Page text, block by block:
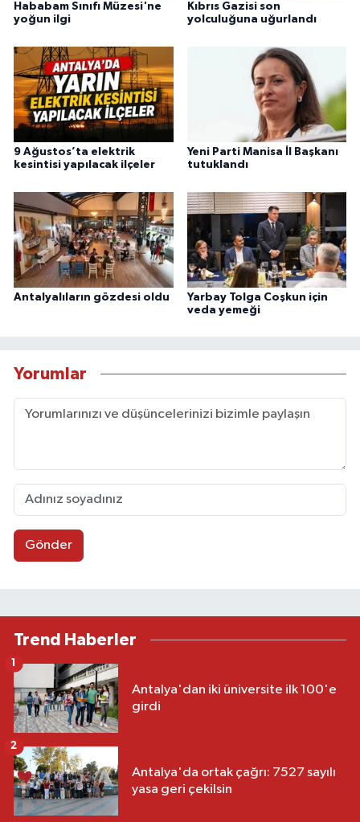
Hababam Sınıfı Müzesi'ne
yoğun ilgi
Kıbrıs Gazisi son
yolculuğuna uğurlandı
9 Ağustos’ta elektrik
kesintisi yapılacak ilçeler
Yeni Parti Manisa İl Başkanı
tutuklandı
Antalyalıların gözdesi oldu
Yarbay Tolga Coşkun için
veda yemeği
Yorumlar
Gönder
Trend Haberler
Antalya'dan iki üniversite ilk 100'e
girdi
1
Antalya'da ortak çağrı: 7527 sayılı
yasa geri çekilsin
2